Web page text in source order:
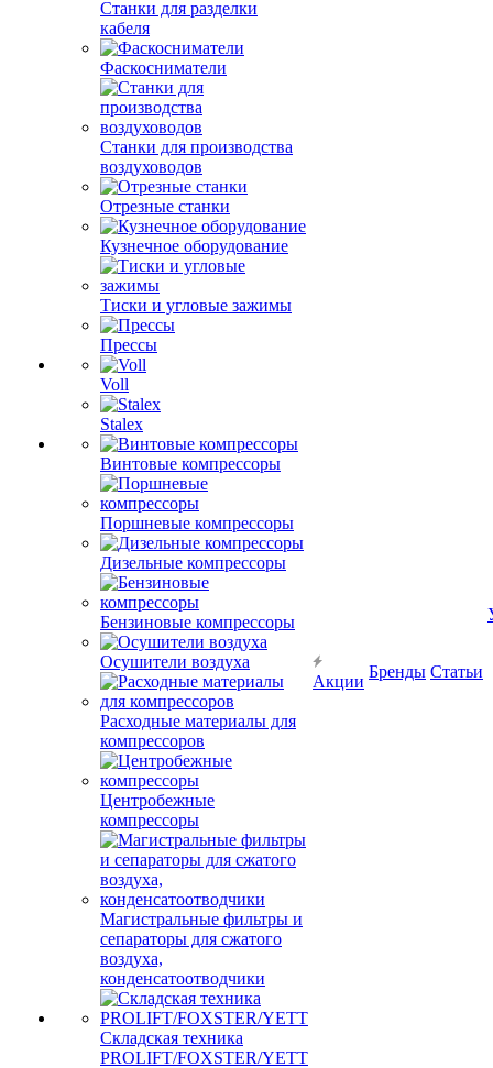
Станки для разделки
кабеля
Фаскосниматели
Станки для производства
воздуховодов
Отрезные станки
Кузнечное оборудование
Тиски и угловые зажимы
Прессы
Voll
Stalex
Винтовые компрессоры
Поршневые компрессоры
Дизельные компрессоры
Бензиновые компрессоры
Осушители воздуха
Расходные материалы для
компрессоров
Центробежные
компрессоры
Магистральные фильтры и
сепараторы для сжатого
воздуха,
конденсатоотводчики
Складская техника
PROLIFT/FOXSTER/YETT
Акции
Бренды Статьи